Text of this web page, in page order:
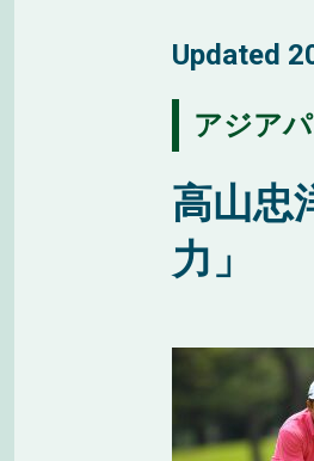
Updated
アジア
高山忠
力」